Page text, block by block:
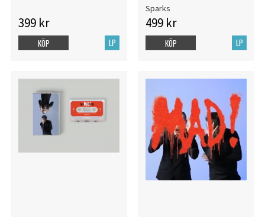
399 kr
LP
KÖP
Sparks
499 kr
LP
KÖP